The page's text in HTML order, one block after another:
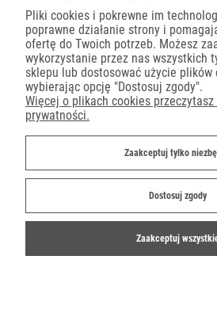
Płatności
Dostawa
Pliki cookies i pokrewne im
poprawne działanie strony i
ofertę do Twoich potrzeb. Możesz
wykorzystanie przez nas wszystkich
sklepu lub dostosować użycie
wybierając opcję "Dostosuj zgody".
Więcej o plikach cookies
prywatności.
Zaakceptuj tylko
Dostosuj zgody
Zaakceptuj